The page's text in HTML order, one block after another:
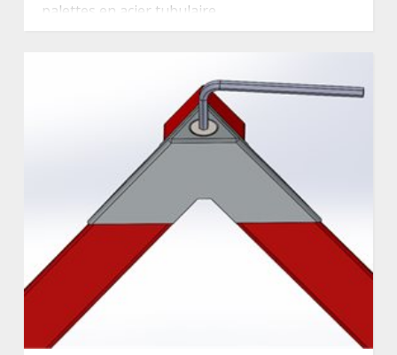
palettes en acier tubulaire.